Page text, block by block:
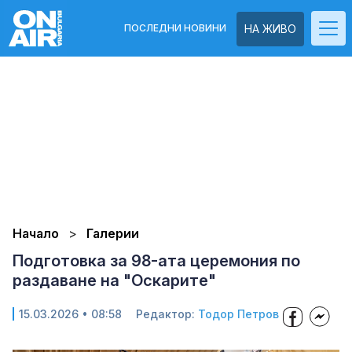
НА ЖИВО
ПОСЛЕДНИ НОВИНИ
Начало Галерии
Подготовка за 98-ата церемония по
раздаване на "Оскарите"
15.03.2026 • 08:58 Редактор: Тодор Петров